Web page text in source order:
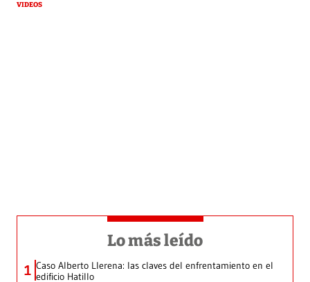
VIDEOS
Lo más leído
1 Caso Alberto Llerena: las claves del enfrentamiento en el
edificio Hatillo